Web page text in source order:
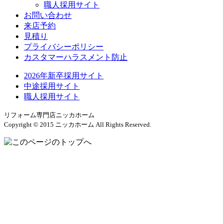
職人採用サイト
お問い合わせ
来店予約
見積り
プライバシーポリシー
カスタマーハラスメント防止
2026年新卒採用サイト
中途採用サイト
職人採用サイト
リフォーム専門店ニッカホーム
Copyright © 2015 ニッカホーム All Rights Reserved.